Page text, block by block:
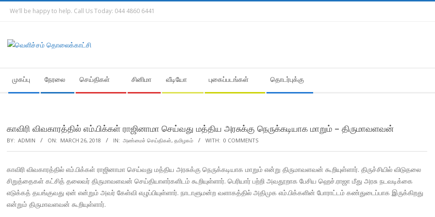
SkipWe’ll be happy to help. Call Us Today: 044 4860 6441
Navigation
Menu
முகப்பு நேரலை செய்திகள் சினிமா வீடியோ புகைப்படங்கள் தொடர்புக்கு
காவிரி விவகாரத்தில் எம்.பிக்கள் ராஜினாமா செய்வது மத்திய அரசுக்கு நெருக்கடியாக மாறும் – திருமாவளவன்
BY: ADMIN ON: MARCH 26, 2018 IN: அண்மைச் செய்திகள், தமிழகம் WITH: 0 COMMENTS
காவிரி விவகாரத்தில் எம்.பிக்கள் ராஜினாமா செய்வது மத்திய அரசுக்கு நெருக்கடியாக மாறும் என்று திருமாவளவன் கூறியுள்ளார். திருச்சியில் விடுதலை
சிறுத்தைகள் கட்சித் தலைவர் திருமாவளவன் செய்தியாளர்களிடம் கூறியுள்ளார். பெரியார் பற்றி அவதூறாக பேசிய ஹெச்.ராஜா மீது அரசு நடவடிக்கை
எடுக்கத் தயங்குவது ஏன் என்றும் அவர் கேள்வி எழுப்பியுள்ளார். நாடாளுமன்ற வளாகத்தில் அதிமுக எம்.பிக்களின் போராட்டம் கண்துடைப்பாக இருக்கிறது
என்றும் திருமாவளவன் கூறியுள்ளார்.